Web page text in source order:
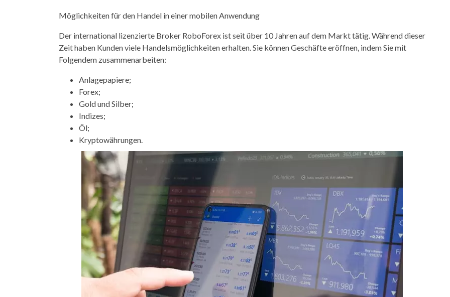
Möglichkeiten für den Handel in einer mobilen Anwendung
Der international lizenzierte Broker RoboForex ist seit über 10 Jahren auf dem Markt tätig. Während dieser
Zeit haben Kunden viele Handelsmöglichkeiten erhalten. Sie können Geschäfte eröffnen, indem Sie mit
Folgendem zusammenarbeiten:
Anlagepapiere;
Forex;
Gold und Silber;
Indizes;
Öl;
Kryptowährungen.